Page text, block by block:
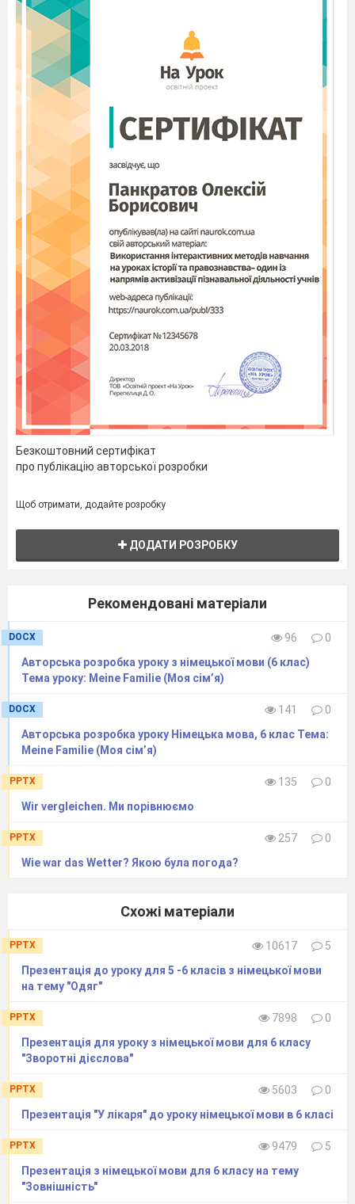
Безкоштовний сертифікат
про публікацію авторської розробки
Щоб отримати, додайте розробку
ДОДАТИ РОЗРОБКУ
Рекомендовані матеріали
DOCX 96
0
Авторська розробка уроку з німецької мови (6 клас)
Тема уроку: Meine Familie (Моя сім’я)
DOCX 141
0
Авторська розробка уроку Німецька мова, 6 клас Тема:
Meine Familie (Моя сім’я)
PPTX 135
0
Wir vergleichen. Ми порівнюємо
PPTX 257
0
Wie war das Wetter? Якою була погода?
Схожі матеріали
PPTX 10617
5
Презентація до уроку для 5 -6 класів з німецької мови
на тему "Одяг"
PPTX 7898
0
Презентація для уроку з німецької мови для 6 класу
"Зворотні дієслова"
PPTX 5603
0
Презентація "У лікаря" до уроку німецької мови в 6 класі
PPTX 9479
5
Презентація з німецької мови для 6 класу на тему
"Зовнішність"